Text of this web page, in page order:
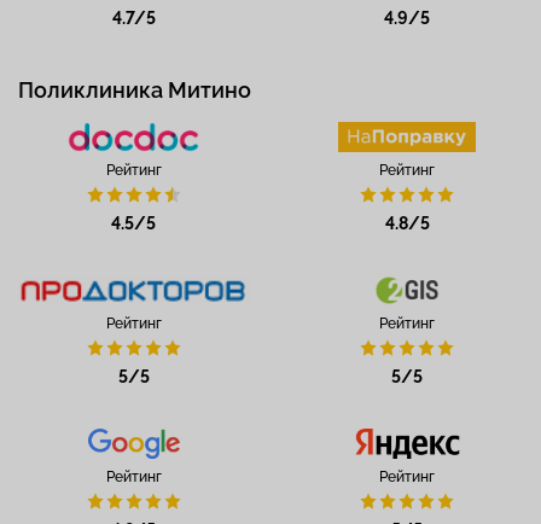
4.7/5 4.9/5
Поликлиника Митино
Рейтинг
4.5/5
Рейтинг
4.8/5
Рейтинг
5/5
Рейтинг
5/5
Рейтинг Рейтинг